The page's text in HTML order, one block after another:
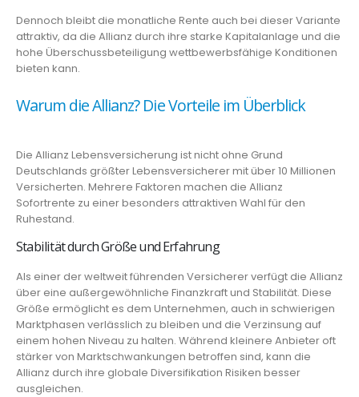
Dennoch bleibt die monatliche Rente auch bei dieser Variante
attraktiv, da die Allianz durch ihre starke Kapitalanlage und die
hohe Überschussbeteiligung wettbewerbsfähige Konditionen
bieten kann.
Warum die Allianz? Die Vorteile im Überblick
Die Allianz Lebensversicherung ist nicht ohne Grund
Deutschlands größter Lebensversicherer mit über 10 Millionen
Versicherten. Mehrere Faktoren machen die Allianz
Sofortrente zu einer besonders attraktiven Wahl für den
Ruhestand.
Stabilität durch Größe und Erfahrung
Als einer der weltweit führenden Versicherer verfügt die Allianz
über eine außergewöhnliche Finanzkraft und Stabilität. Diese
Größe ermöglicht es dem Unternehmen, auch in schwierigen
Marktphasen verlässlich zu bleiben und die Verzinsung auf
einem hohen Niveau zu halten. Während kleinere Anbieter oft
stärker von Marktschwankungen betroffen sind, kann die
Allianz durch ihre globale Diversifikation Risiken besser
ausgleichen.